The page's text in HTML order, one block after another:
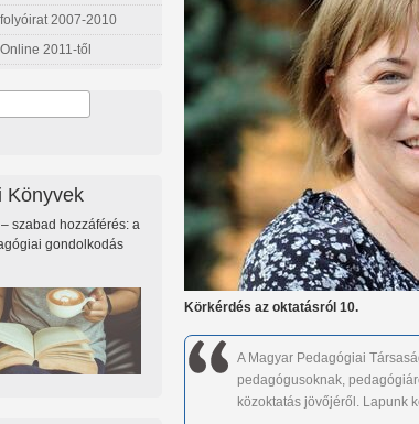
Körkérdés az oktatásról 10.
A Magyar Pedagógiai
pedagógusoknak,
közoktatás jövőjéről. Lapunk
2007-2010
2011-től
Könyvek
szabad hozzáférés: a
gondolkodás